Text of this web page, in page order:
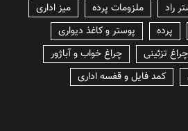
راد ملزومات پرده
میز اداری
پرده
پوستر و کاغذ دیواری
چراغ تزئینی
چراغ خواب و آباژور
کمد فایل و قفسه اداری